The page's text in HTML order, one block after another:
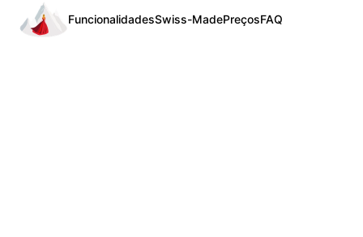
FuncionalidadesSwiss-MadePreçosFAQ